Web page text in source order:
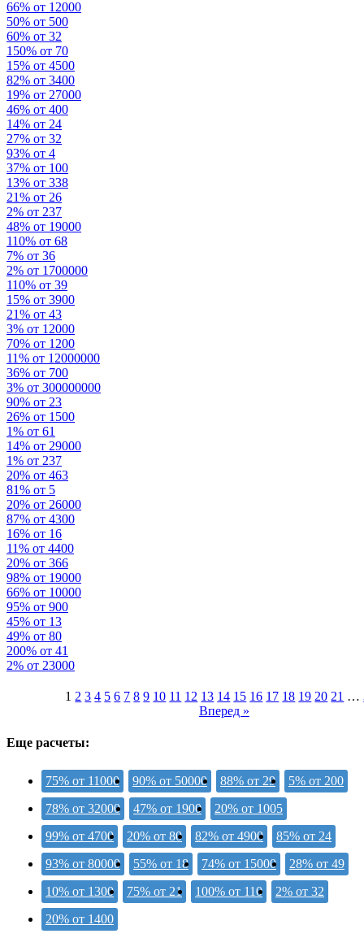
66% от 12000
50% от 500
60% от 32
150% от 70
15% от 4500
82% от 3400
19% от 27000
46% от 400
14% от 24
27% от 32
93% от 4
37% от 100
13% от 338
21% от 26
2% от 237
48% от 19000
110% от 68
7% от 36
2% от 1700000
110% от 39
15% от 3900
21% от 43
3% от 12000
70% от 1200
11% от 12000000
36% от 700
3% от 300000000
90% от 23
26% от 1500
1% от 61
14% от 29000
1% от 237
20% от 463
81% от 5
20% от 26000
87% от 4300
16% от 16
11% от 4400
20% от 366
98% от 19000
66% от 10000
95% от 900
45% от 13
49% от 80
200% от 41
2% от 23000
1 2 3 4 5 6 7 8 9 10 11 12 13 14 15 16 17 18 19 20 21 …
Вперед »
Еще расчеты:
75% от 11000 90% от 50000 88% от 29
5% от 200
78% от 32000
47% от 1900
20% от 1005
99% от 4700
20% от 80 82% от 4900
85% от 24
93% от 80000
55% от 18 74% от 15000
28% от 49
10% от 1300
75% от 21 100% от 110
2% от 32
20% от 1400